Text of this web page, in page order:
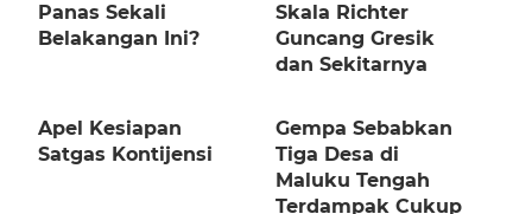
Panas Sekali
Belakangan Ini?
Skala Richter
Guncang Gresik
dan Sekitarnya
Apel Kesiapan
Satgas Kontijensi
Gempa Sebabkan
Tiga Desa di
Maluku Tengah
Terdampak Cukup